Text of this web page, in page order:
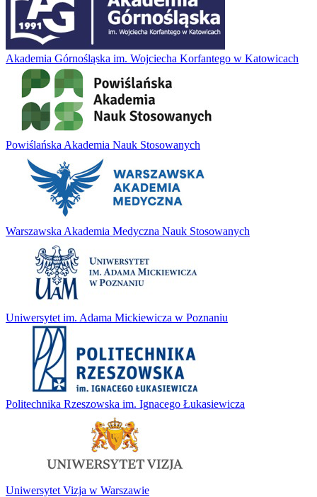
Akademia Górnośląska im. Wojciecha Korfantego w Katowicach
Powiślańska Akademia Nauk Stosowanych
Warszawska Akademia Medyczna Nauk Stosowanych
Uniwersytet im. Adama Mickiewicza w Poznaniu
Politechnika Rzeszowska im. Ignacego Łukasiewicza
Uniwersytet Vizja w Warszawie